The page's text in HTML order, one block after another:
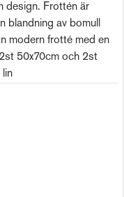
design. Frottén är
blandning av bomull
modern frotté med en
50x70cm och 2st
lin